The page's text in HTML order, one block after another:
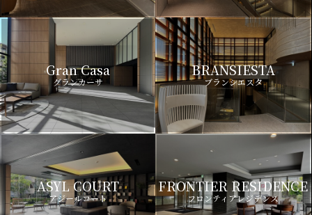
Gran Casa
グランカーサ
BRANSIESTA
ブランシエスタ
ASYL COURT
アジールコート
FRONTIER RESIDENCE
フロンティアレジデンス